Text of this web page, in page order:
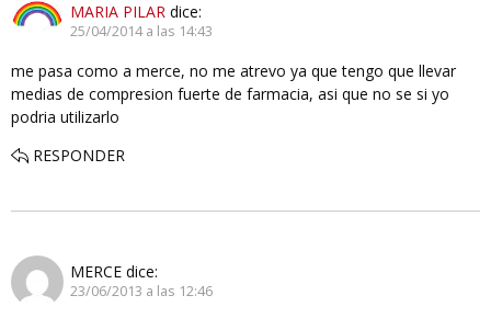
MARIA PILAR dice:
25/04/2014 a las 14:43
me pasa como a merce, no me atrevo ya que tengo que llevar
medias de compresion fuerte de farmacia, asi que no se si yo
podria utilizarlo
RESPONDER
MERCE dice:
23/06/2013 a las 12:46